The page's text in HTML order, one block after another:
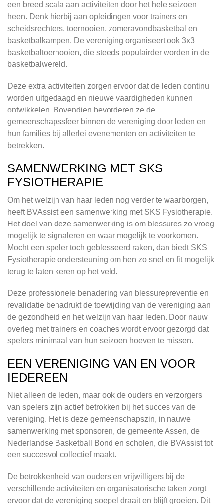
een breed scala aan activiteiten door het hele seizoen
heen. Denk hierbij aan opleidingen voor trainers en
scheidsrechters, toernooien, zomeravondbasketbal en
basketbalkampen. De vereniging organiseert ook 3x3
basketbaltoernooien, die steeds populairder worden in de
basketbalwereld.
Deze extra activiteiten zorgen ervoor dat de leden continu
worden uitgedaagd en nieuwe vaardigheden kunnen
ontwikkelen. Bovendien bevorderen ze de
gemeenschapssfeer binnen de vereniging door leden en
hun families bij allerlei evenementen en activiteiten te
betrekken.
SAMENWERKING MET SKS
FYSIOTHERAPIE
Om het welzijn van haar leden nog verder te waarborgen,
heeft BVAssist een samenwerking met SKS Fysiotherapie.
Het doel van deze samenwerking is om blessures zo vroeg
mogelijk te signaleren en waar mogelijk te voorkomen.
Mocht een speler toch geblesseerd raken, dan biedt SKS
Fysiotherapie ondersteuning om hen zo snel en fit mogelijk
terug te laten keren op het veld.
Deze professionele benadering van blessurepreventie en
revalidatie benadrukt de toewijding van de vereniging aan
de gezondheid en het welzijn van haar leden. Door nauw
overleg met trainers en coaches wordt ervoor gezorgd dat
spelers minimaal van hun seizoen hoeven te missen.
EEN VERENIGING VAN EN VOOR
IEDEREEN
Niet alleen de leden, maar ook de ouders en verzorgers
van spelers zijn actief betrokken bij het succes van de
vereniging. Het is deze gemeenschapszin, in nauwe
samenwerking met sponsoren, de gemeente Assen, de
Nederlandse Basketball Bond en scholen, die BVAssist tot
een succesvol collectief maakt.
De betrokkenheid van ouders en vrijwilligers bij de
verschillende activiteiten en organisatorische taken zorgt
ervoor dat de vereniging soepel draait en blijft groeien. Dit